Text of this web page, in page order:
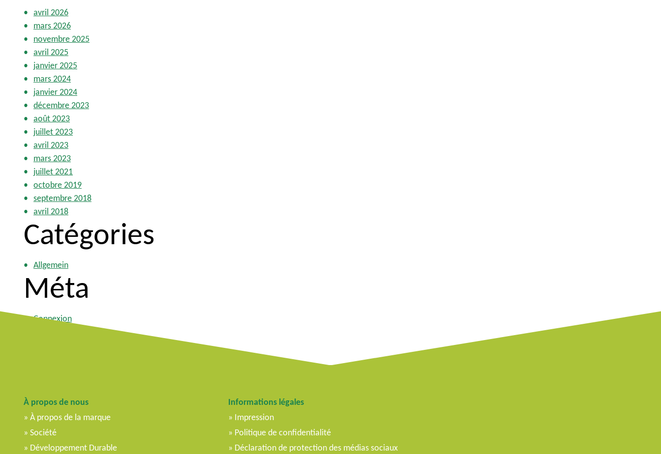
avril 2026
mars 2026
novembre 2025
avril 2025
janvier 2025
mars 2024
janvier 2024
décembre 2023
août 2023
juillet 2023
avril 2023
mars 2023
juillet 2021
octobre 2019
septembre 2018
avril 2018
Catégories
Allgemein
Méta
Connexion
Flux des publications
À propos de nous
À propos de la marque
Société
Développement Durable
Informations légales
Impression
Politique de confidentialité
Déclaration de protection des médias sociaux